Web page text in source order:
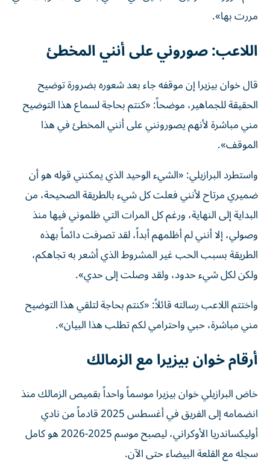
مررت بها».
اللاعب: صوروني على أنني المخطئ
قال خوان بيزيرا إن موقفه جاء بعد شعوره بضرورة توضيح
الحقيقة للجماهير، موضحاً: «كنتم بحاجة لسماع هذا التوضيح
مني مباشرة لأنهم يصورونني على أنني المخطئ في هذا
الموقف».
واستطرد البرازيلي: «الشيء الوحيد الذي يمكنني قوله هو أن
ضميري مرتاح لأنني فعلت كل شيء بالطريقة الصحيحة، من
البداية إلى النهاية، ورغم كل المرات التي ظلموني فيها منذ
وصولي، إلا أنني لم أظلمهم أبداً، لقد تصرفت دائماً بهذه
الطريقة بسبب الحب غير المشروط الذي أشعر به تجاهكم،
ولكن لكل شيء حدود، ولقد وصلت إلى حدي».
واختتم اللاعب رسالته قائلاً: «كنتم بحاجة لتلقي هذا التوضيح
مني مباشرة، حبي واحترامي لكم تطلب هذا البيان».
أرقام خوان بيزيرا مع الزمالك
خاض البرازيلي خوان بيزيرا موسماً واحداً بقميص الزمالك منذ
انضمامه إلى الفريق في أغسطس 2025 قادماً من نادي
أوليكساندريا الأوكراني، ليصبح موسم 2025-2026 هو كامل
سجله مع القلعة البيضاء حتى الآن.